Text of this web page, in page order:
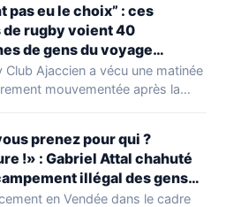
pas eu le choix” : ces
rugby voient 40
de gens du voyage
dans leur stade, ils les
en moins d’1 heure
Club Ajaccien a vécu une matinée
mouvementée après la
prenez pour qui ?
!» : Gabriel Attal chahuté
illégal des gens
en Vendée dans le cadre